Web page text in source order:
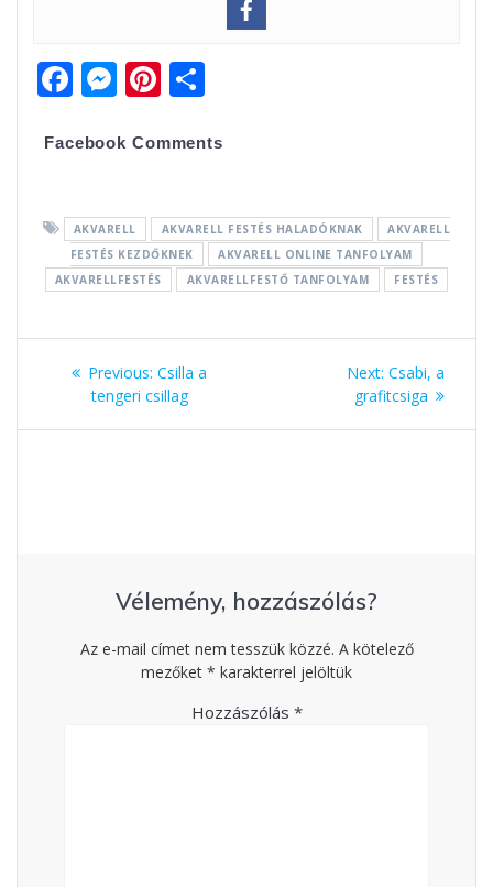
F
e
o
o
k
M
ss
n
g
er
Pi
er
st
za
e
g
Facebook Comments
AKVARELL AKVARELL FESTÉS HALADÓKNAK
AKVARELL
FESTÉS KEZDŐKNEK
AKVARELL ONLINE TANFOLYAM
AKVARELLFESTÉS
AKVARELLFESTŐ TANFOLYAM FESTÉS
Bejegyzés
navigáció
Previous: Previous
post:
Csilla a
tengeri csillag
Next: Next
post:
Csabi, a
grafitcsiga
Vélemény, hozzászólás?
Az e-mail címet nem tesszük közzé. A kötelező
mezőket * karakterrel jelöltük
Hozzászólás *